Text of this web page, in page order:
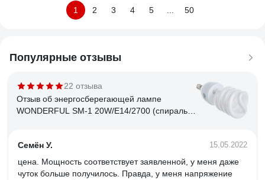
1 2 3 4 5 50
Популярные отзывы
22 отзыва
Отзыв об энергосберегающей лампе
WONDERFUL SM-1 20W/E14/2700 (спираль)
Семён У. 15.05.2022
цена. Мощность соответствует заявленной, у меня даже
чуток больше получилось. Правда, у меня напряжение